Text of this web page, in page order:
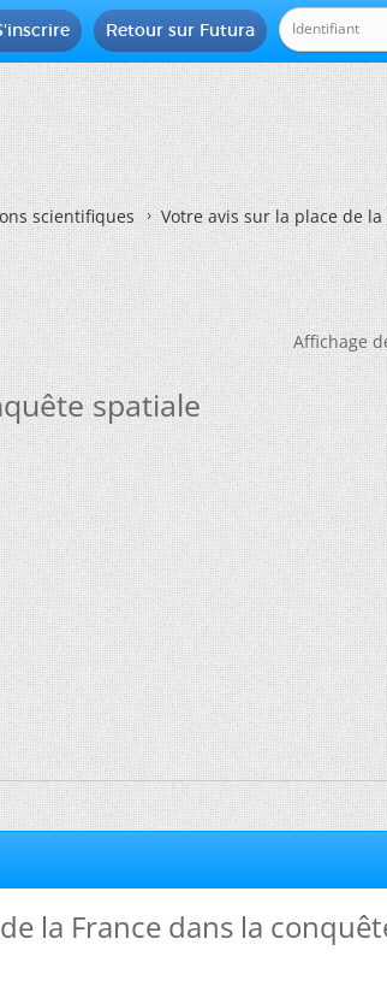
Retour sur Futura
scientifiques Votre avis sur la place de
Affichage
spatiale
la France dans la